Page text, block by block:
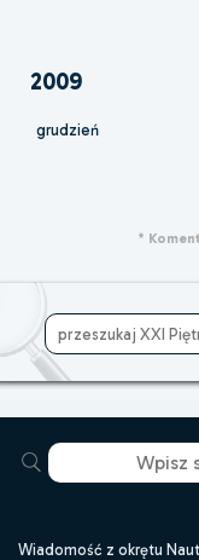
2009
grudzień
*
Wiadomość z okrętu